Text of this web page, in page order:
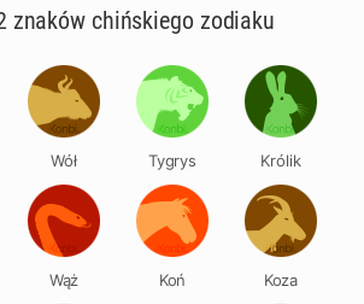
znaków chińskiego zodiaku
Wół Tygrys Królik
Wąż Koń Koza